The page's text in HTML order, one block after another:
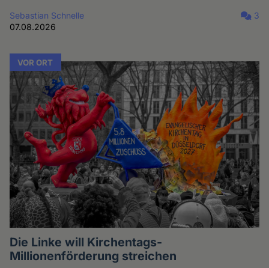
Sebastian Schnelle
07.08.2026
3
VOR ORT
Die Linke will Kirchentags-
Millionenförderung streichen